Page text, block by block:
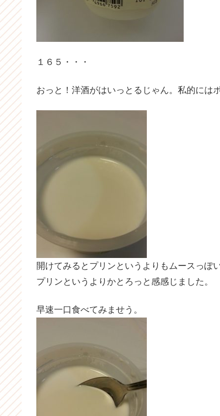
１６５・・・
おっと！洋酒がはいっとるじゃん。私的には
開けてみるとプリンというよりもムースっぽ
プリンというよりかとろっと感感じました。
早速一口食べてみませう。